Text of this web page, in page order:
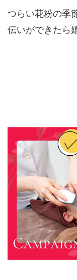
つらい花粉の季
伝いができたら